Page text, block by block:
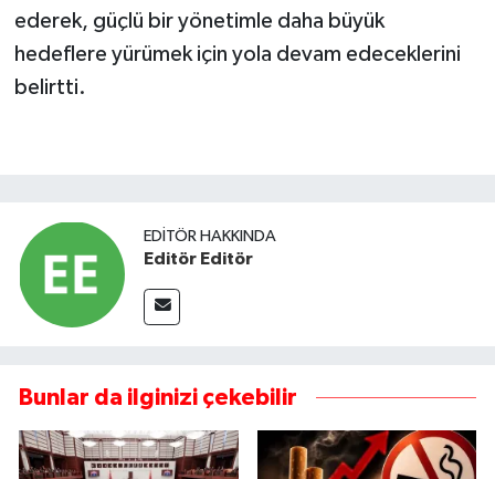
ederek, güçlü bir yönetimle daha büyük
hedeflere yürümek için yola devam edeceklerini
belirtti.
EDITÖR HAKKINDA
Editör Editör
Bunlar da ilginizi çekebilir